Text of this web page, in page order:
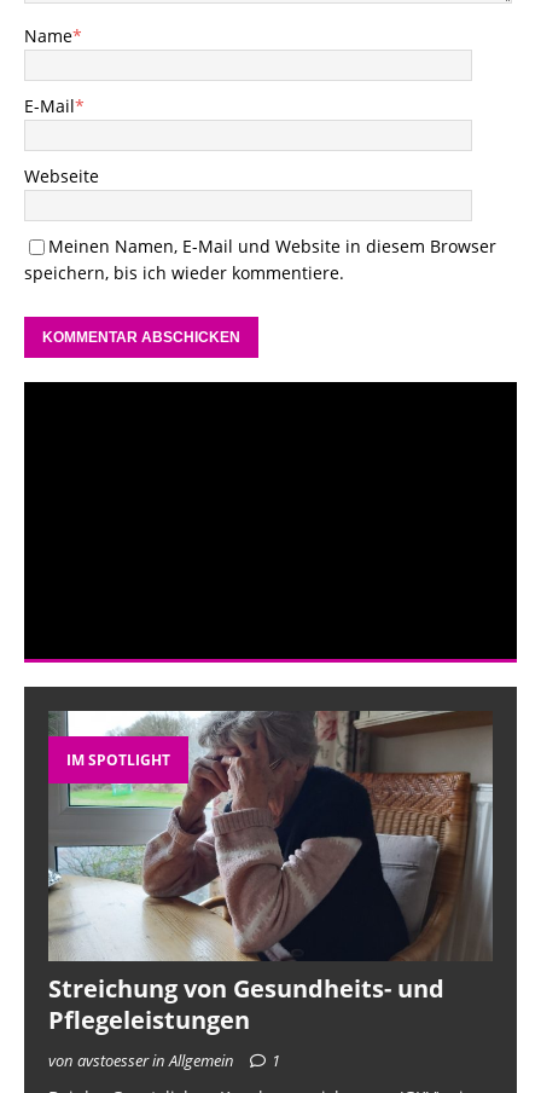
Name*
E-Mail*
Webseite
Meinen Namen, E-Mail und Website in diesem Browser
speichern, bis ich wieder kommentiere.
IM SPOTLIGHT
Streichung von Gesundheits- und
Pflegeleistungen
von avstoesser in Allgemein 1